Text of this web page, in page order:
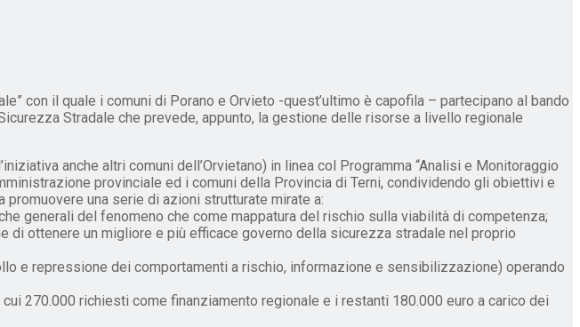
con il quale i comuni di Porano e Orvieto -quest’ultimo è capofila – partecipano al bando
Stradale che prevede, appunto, la gestione delle risorse a livello regionale
anche altri comuni dell’Orvietano) in linea col Programma “Analisi e Monitoraggio
provinciale ed i comuni della Provincia di Terni, condividendo gli obiettivi e
una serie di azioni strutturate mirate a:
generali del fenomeno che come mappatura del rischio sulla viabilità di competenza;
ottenere un migliore e più efficace governo della sicurezza stradale nel proprio
e repressione dei comportamenti a rischio, informazione e sensibilizzazione) operando
270.000 richiesti come finanziamento regionale e i restanti 180.000 euro a carico dei